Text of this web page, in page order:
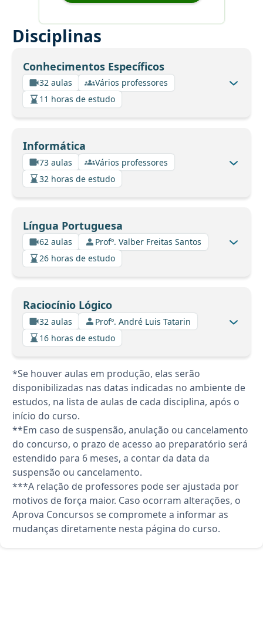
Disciplinas
Conhecimentos Específicos
32 aulas
Vários professores
11 horas de estudo
Informática
73 aulas
Vários professores
32 horas de estudo
Língua Portuguesa
62 aulas
Profº. Valber Freitas Santos
26 horas de estudo
Raciocínio Lógico
32 aulas
Profº. André Luis Tatarin
16 horas de estudo
*Se houver aulas em produção, elas serão
disponibilizadas nas datas indicadas no ambiente de
estudos, na lista de aulas de cada disciplina, após o
início do curso.
**Em caso de suspensão, anulação ou cancelamento
do concurso, o prazo de acesso ao preparatório será
estendido para 6 meses, a contar da data da
suspensão ou cancelamento.
***A relação de professores pode ser ajustada por
motivos de força maior. Caso ocorram alterações, o
Aprova Concursos se compromete a informar as
mudanças diretamente nesta página do curso.